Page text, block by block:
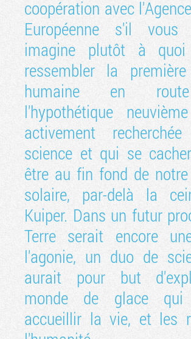
coopération avec
Européenne s'il
imagine plutôt à quoi
ressembler la
humaine en
l'hypothétique
activement
science et qui se
être au fin fond de
solaire, par-delà la
Kuiper. Dans un futur
Terre serait encore
l'agonie, un duo de
aurait pour but
monde de glace qui
accueillir la vie, et les